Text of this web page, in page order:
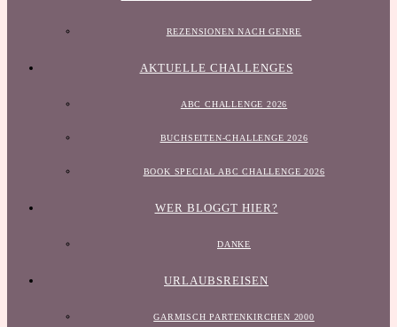
REZENSIONEN NACH GENRE
AKTUELLE CHALLENGES
ABC CHALLENGE 2026
BUCHSEITEN-CHALLENGE 2026
BOOK SPECIAL ABC CHALLENGE 2026
WER BLOGGT HIER?
DANKE
URLAUBSREISEN
GARMISCH PARTENKIRCHEN 2000